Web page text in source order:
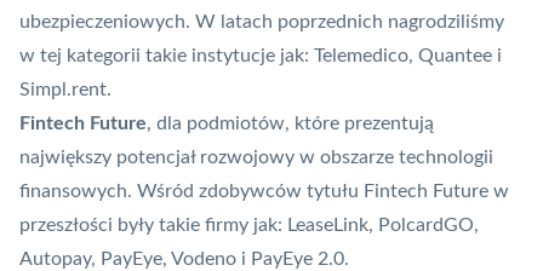
ubezpieczeniowych. W latach poprzednich nagrodziliśmy
w tej kategorii takie instytucje jak: Telemedico, Quantee i
Simpl.rent.
Fintech Future, dla podmiotów, które prezentują
największy potencjał rozwojowy w obszarze technologii
finansowych. Wśród zdobywców tytułu Fintech Future w
przeszłości były takie firmy jak: LeaseLink, PolcardGO,
Autopay, PayEye, Vodeno i PayEye 2.0.